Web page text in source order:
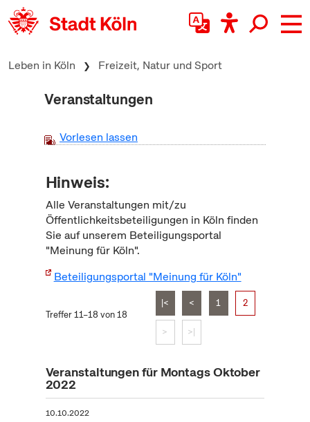
zum Inhalt springen
Leben in Köln Freizeit, Natur und Sport
Veranstaltungen
Vorlesen lassen
Hinweis:
Alle Veranstaltungen mit/zu
Öffentlichkeitsbeteiligungen in Köln finden
Sie auf unserem Beteiligungsportal
"Meinung für Köln".
Beteiligungsportal "Meinung für Köln"
Treffer 11–18 von 18
|< < 1 2
> >|
Veranstaltungen für Montags Oktober
2022
10.10.2022